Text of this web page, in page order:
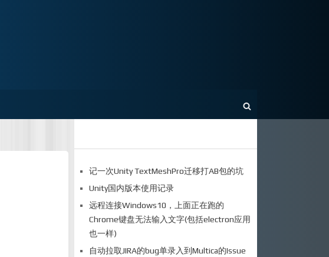
记一次Unity TextMeshPro迁移打AB包的坑
Unity国内版本使用记录
远程连接Windows10，上面正在跑的
Chrome键盘无法输入文字(包括electron应用
也一样)
自动拉取JIRA的bug单录入到Multica的Issue